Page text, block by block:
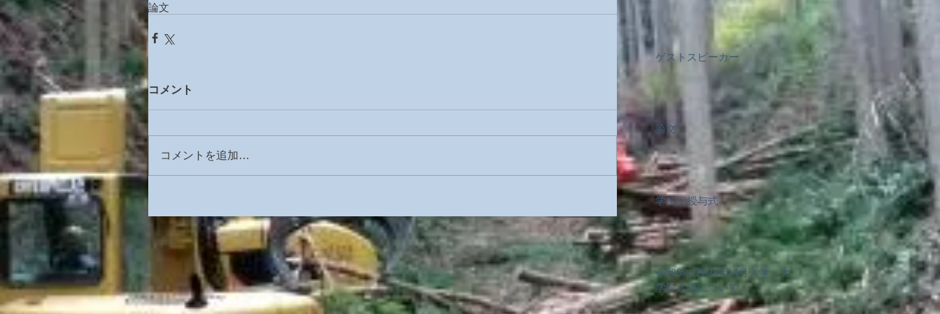
論文
コメント
コメントを追加…
ゲストスピーカー
論文
学位記授与式
令和9年(2028年)4月入学 大
学院入試について